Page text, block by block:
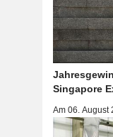
Singapore
Am 06. August